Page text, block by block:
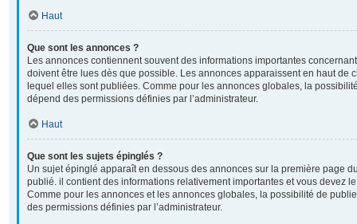
Haut
Que sont les annonces ?
Les annonces contiennent souvent des informations importantes
doivent être lues dès que possible. Les annonces apparaissent en haut de
lequel elles sont publiées. Comme pour les annonces globales, la
dépend des permissions définies par l’administrateur.
Haut
Que sont les sujets épinglés ?
Un sujet épinglé apparaît en dessous des annonces sur la première page
publié. il contient des informations relativement importantes et vous devez
Comme pour les annonces et les annonces globales, la possibilité de
des permissions définies par l’administrateur.